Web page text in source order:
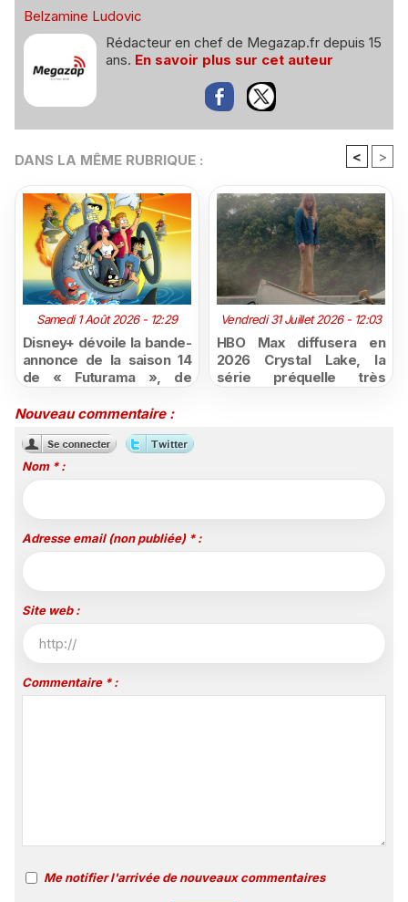
Belzamine Ludovic
Rédacteur en chef de Megazap.fr depuis 15
ans. En savoir plus sur cet auteur
DANS LA MÊME RUBRIQUE : < >
Samedi 1 Août 2026 - 12:29
Disney+ dévoile la bande-
annonce de la saison 14
de « Futurama », de
Vendredi 31 Juillet 2026 - 12:03
HBO Max diffusera en
2026 Crystal Lake, la
série préquelle très
Nouveau commentaire :
Nom * :
Adresse email (non publiée) * :
Site web :
Commentaire * :
Me notifier l'arrivée de nouveaux commentaires